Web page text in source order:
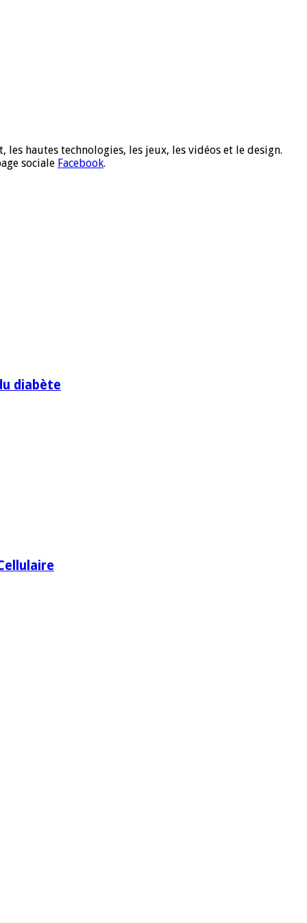
hautes technologies, les jeux, les vidéos et le design.
sociale Facebook.
diabète